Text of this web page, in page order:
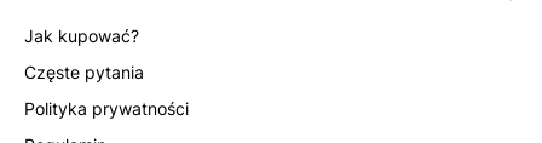
Jak kupować?
Częste pytania
Polityka prywatności